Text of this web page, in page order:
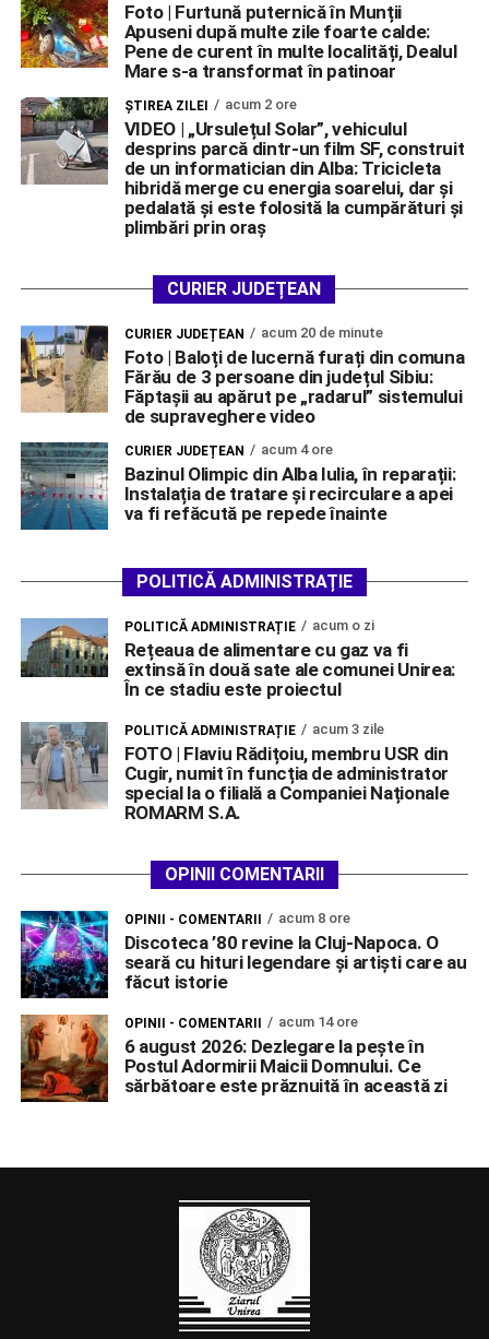
Foto | Furtună puternică în Munții
Apuseni după multe zile foarte calde:
Pene de curent în multe localități, Dealul
Mare s-a transformat în patinoar
ŞTIREA ZILEI acum 2 ore
VIDEO | „Ursulețul Solar”, vehiculul
desprins parcă dintr-un film SF, construit
de un informatician din Alba: Tricicleta
hibridă merge cu energia soarelui, dar și
pedalată și este folosită la cumpărături și
plimbări prin oraș
CURIER JUDEȚEAN
CURIER JUDEȚEAN acum 20 de minute
Foto | Baloți de lucernă furați din comuna
Fărău de 3 persoane din județul Sibiu:
Făptașii au apărut pe „radarul” sistemului
de supraveghere video
CURIER JUDEȚEAN acum 4 ore
Bazinul Olimpic din Alba Iulia, în reparații:
Instalația de tratare și recirculare a apei
va fi refăcută pe repede înainte
POLITICĂ ADMINISTRAȚIE
POLITICĂ ADMINISTRAȚIE acum o zi
Rețeaua de alimentare cu gaz va fi
extinsă în două sate ale comunei Unirea:
În ce stadiu este proiectul
POLITICĂ ADMINISTRAȚIE acum 3 zile
FOTO | Flaviu Rădițoiu, membru USR din
Cugir, numit în funcția de administrator
special la o filială a Companiei Naționale
ROMARM S.A.
OPINII COMENTARII
OPINII - COMENTARII acum 8 ore
Discoteca ’80 revine la Cluj-Napoca. O
seară cu hituri legendare și artiști care au
făcut istorie
OPINII - COMENTARII acum 14 ore
6 august 2026: Dezlegare la pește în
Postul Adormirii Maicii Domnului. Ce
sărbătoare este prăznuită în această zi